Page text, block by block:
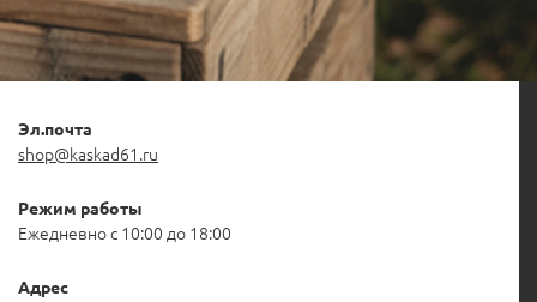
Эл.почта
shop@kaskad61.ru
Режим работы
Ежедневно с 10:00 до 18:00
Адрес